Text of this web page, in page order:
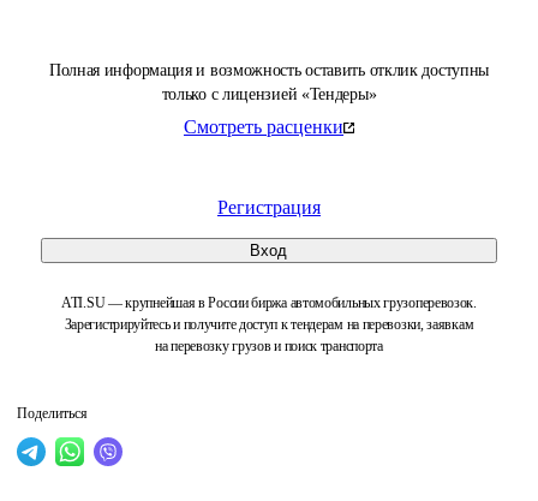
Полная информация и возможность оставить отклик доступны
только с лицензией «Тендеры»
Смотреть расценки
Регистрация
Вход
ATI.SU — крупнейшая в России биржа автомобильных грузоперевозок.
Зарегистрируйтесь и получите доступ к тендерам на перевозки, заявкам
на перевозку грузов и поиск транспорта
Поделиться